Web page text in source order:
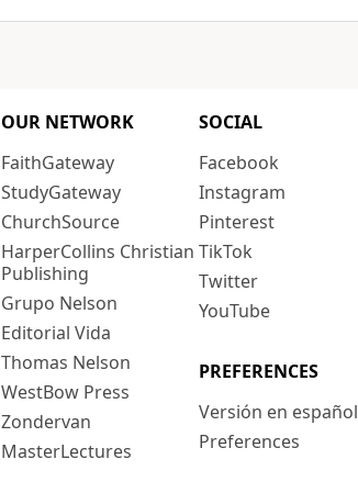
OUR NETWORK
FaithGateway
StudyGateway
ChurchSource
HarperCollins Christian
Publishing
Grupo Nelson
Editorial Vida
Thomas Nelson
WestBow Press
Zondervan
MasterLectures
SOCIAL
Facebook
Instagram
Pinterest
TikTok
Twitter
YouTube
PREFERENCES
Versión en español
Preferences